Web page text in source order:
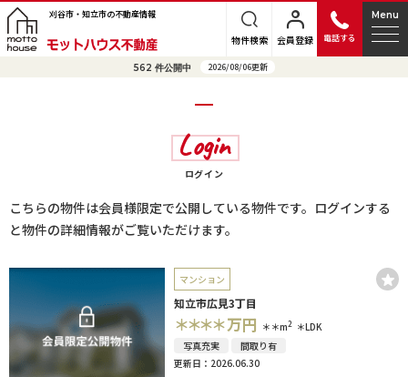
刈谷市・知立市の不動産情報
物件検索 会員登録 電話する
Menu
562 件公開中 2026/08/06更新
Login
ログイン
こちらの物件は会員様限定で公開している物件です。ログインする
と物件の詳細情報がご覧いただけます。
マンション
知立市広見3丁目
＊＊＊＊万円 ＊＊m2 ＊LDK
写真充実
間取り有
更新日：2026.06.30